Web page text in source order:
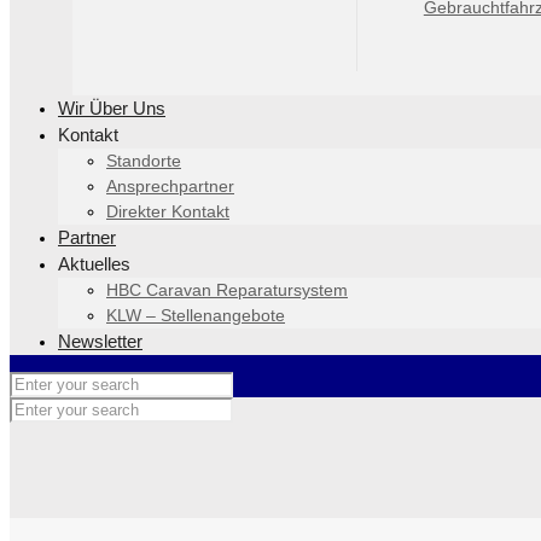
Wir Über Uns
Kontakt
Standorte
Ansprechpartner
Direkter Kontakt
Partner
Aktuelles
HBC Caravan Reparatursystem
KLW – Stellenangebote
Newsletter